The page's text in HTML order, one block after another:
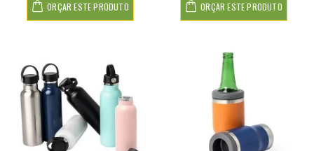
ORÇAR ESTE PRODUTO ORÇAR ESTE PRODUTO